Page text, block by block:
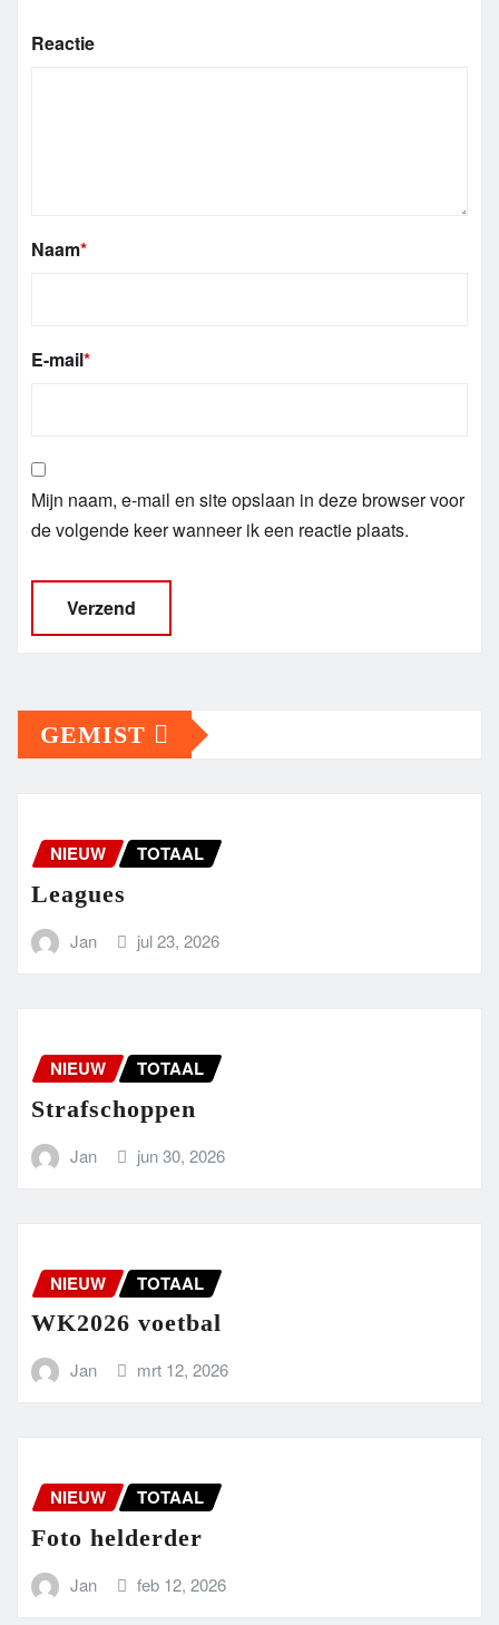
Reactie
Naam*
E-mail*
Mijn naam, e-mail en site opslaan in deze browser voor
de volgende keer wanneer ik een reactie plaats.
GEMIST
NIEUW TOTAAL
Leagues
Jan jul 23, 2026
NIEUW TOTAAL
Strafschoppen
Jan jun 30, 2026
NIEUW TOTAAL
WK2026 voetbal
Jan mrt 12, 2026
NIEUW TOTAAL
Foto helderder
Jan feb 12, 2026